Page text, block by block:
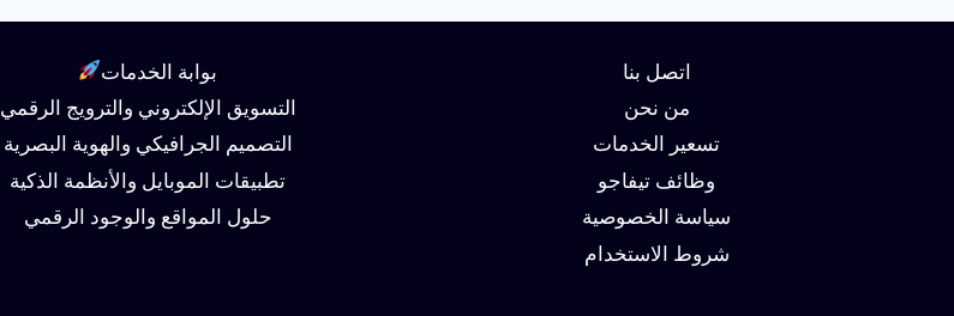
اتصل بنا
من نحن
تسعير الخدمات
وظائف تيفاجو
سياسة الخصوصية
شروط الاستخدام
بوابة الخدمات
التسويق الإلكتروني والترويج الرقمي
التصميم الجرافيكي والهوية البصرية
تطبيقات الموبايل والأنظمة الذكية
حلول المواقع والوجود الرقمي